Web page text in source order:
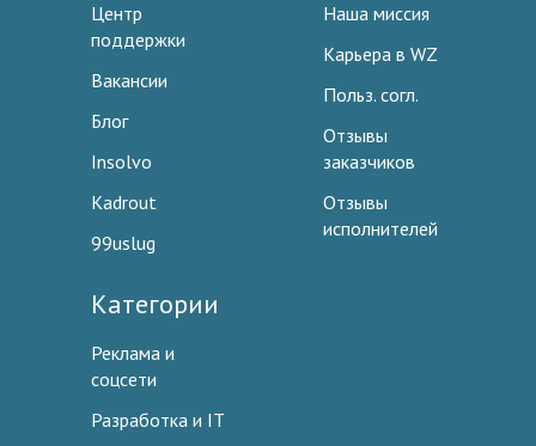
Центр
поддержки
Вакансии
Блог
Insolvo
Kadrout
99uslug
Наша миссия
Карьера в WZ
Польз. согл.
Отзывы
заказчиков
Отзывы
исполнителей
Категории
Реклама и
соцсети
Разработка и IT